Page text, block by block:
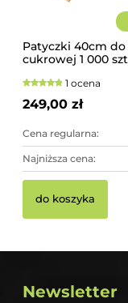
Patyczki 40cm
cukrowej 1 000
1 ocena
249,00 zł
Cena regularna:
Najniższa cena:
do koszyka
Newsletter